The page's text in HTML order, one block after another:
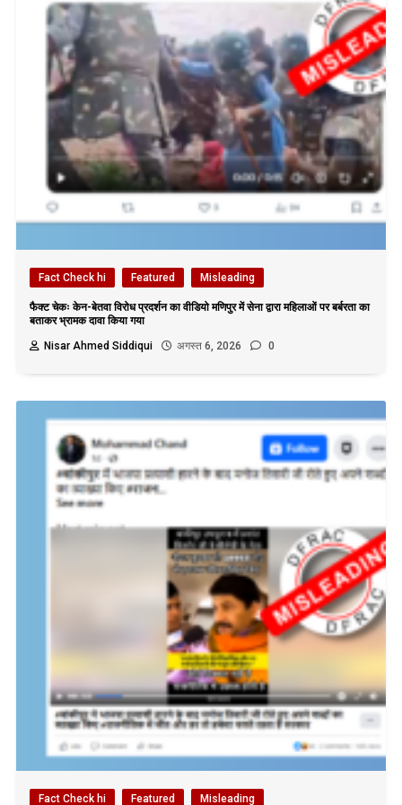
Fact Check hi Featured Misleading
फैक्ट चेकः केन-बेतवा विरोध प्रदर्शन का वीडियो मणिपुर में सेना द्वारा महिलाओं पर बर्बरता का
बताकर भ्रामक दावा किया गया
Nisar Ahmed Siddiqui
अगस्त 6, 2026 0
Fact Check hi Featured Misleading